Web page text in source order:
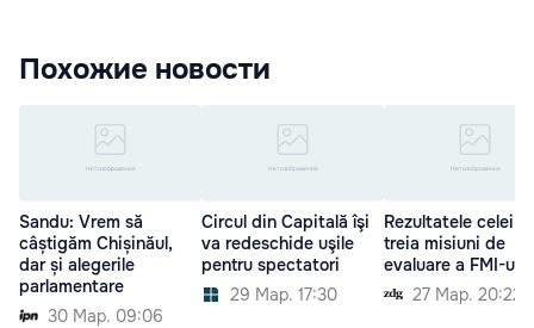
Похожие новости
Sandu: Vrem să
câștigăm Chișinăul,
dar și alegerile
parlamentare
30 Мар. 09:06
Circul din Capitală îşi
va redeschide uşile
pentru spectatori
29 Мар. 17:30
Rezultatele celei
treia misiuni de
evaluare a FMI-ului
27 Мар. 20:22